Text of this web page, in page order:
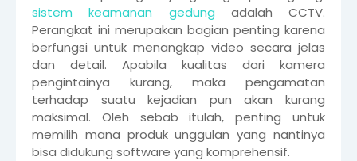
sistem keamanan gedung adalah CCTV.
Perangkat ini merupakan bagian penting karena
berfungsi untuk menangkap video secara jelas
dan detail. Apabila kualitas dari kamera
pengintainya kurang, maka pengamatan
terhadap suatu kejadian pun akan kurang
maksimal. Oleh sebab itulah, penting untuk
memilih mana produk unggulan yang nantinya
bisa didukung software yang komprehensif.